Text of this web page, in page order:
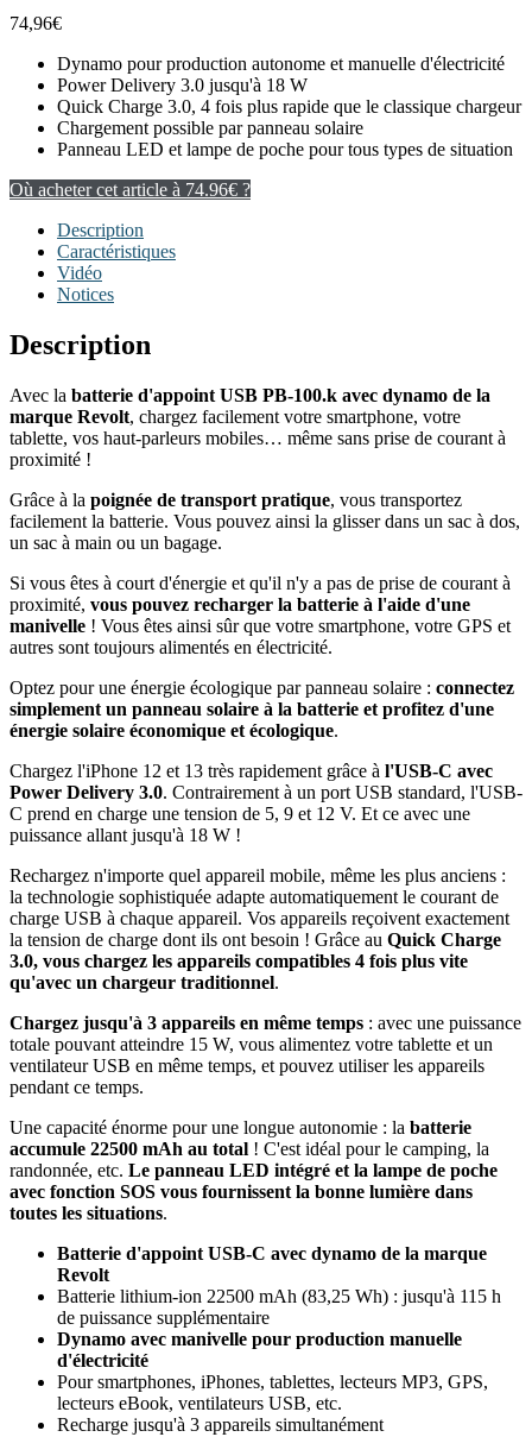
74,96€
Dynamo pour production autonome et manuelle d'électricité
Power Delivery 3.0 jusqu'à 18 W
Quick Charge 3.0, 4 fois plus rapide que le classique chargeur
Chargement possible par panneau solaire
Panneau LED et lampe de poche pour tous types de situation
Où acheter cet article à 74.96€ ?
Description
Caractéristiques
Vidéo
Notices
Description
Avec la batterie d'appoint USB PB-100.k avec dynamo de la
marque Revolt, chargez facilement votre smartphone, votre
tablette, vos haut-parleurs mobiles… même sans prise de courant à
proximité !
Grâce à la poignée de transport pratique, vous transportez
facilement la batterie. Vous pouvez ainsi la glisser dans un sac à dos,
un sac à main ou un bagage.
Si vous êtes à court d'énergie et qu'il n'y a pas de prise de courant à
proximité, vous pouvez recharger la batterie à l'aide d'une
manivelle ! Vous êtes ainsi sûr que votre smartphone, votre GPS et
autres sont toujours alimentés en électricité.
Optez pour une énergie écologique par panneau solaire : connectez
simplement un panneau solaire à la batterie et profitez d'une
énergie solaire économique et écologique.
Chargez l'iPhone 12 et 13 très rapidement grâce à l'USB-C avec
Power Delivery 3.0. Contrairement à un port USB standard, l'USB-
C prend en charge une tension de 5, 9 et 12 V. Et ce avec une
puissance allant jusqu'à 18 W !
Rechargez n'importe quel appareil mobile, même les plus anciens :
la technologie sophistiquée adapte automatiquement le courant de
charge USB à chaque appareil. Vos appareils reçoivent exactement
la tension de charge dont ils ont besoin ! Grâce au Quick Charge
3.0, vous chargez les appareils compatibles 4 fois plus vite
qu'avec un chargeur traditionnel.
Chargez jusqu'à 3 appareils en même temps : avec une puissance
totale pouvant atteindre 15 W, vous alimentez votre tablette et un
ventilateur USB en même temps, et pouvez utiliser les appareils
pendant ce temps.
Une capacité énorme pour une longue autonomie : la batterie
accumule 22500 mAh au total ! C'est idéal pour le camping, la
randonnée, etc. Le panneau LED intégré et la lampe de poche
avec fonction SOS vous fournissent la bonne lumière dans
toutes les situations.
Batterie d'appoint USB-C avec dynamo de la marque
Revolt
Batterie lithium-ion 22500 mAh (83,25 Wh) : jusqu'à 115 h
de puissance supplémentaire
Dynamo avec manivelle pour production manuelle
d'électricité
Pour smartphones, iPhones, tablettes, lecteurs MP3, GPS,
lecteurs eBook, ventilateurs USB, etc.
Recharge jusqu'à 3 appareils simultanément